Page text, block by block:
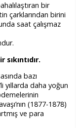
bir
çarklarından birini
saat çalışmaz
sıkıntıdır.
bazı
yıllarda daha yoğun
(1877-1878)
ve para